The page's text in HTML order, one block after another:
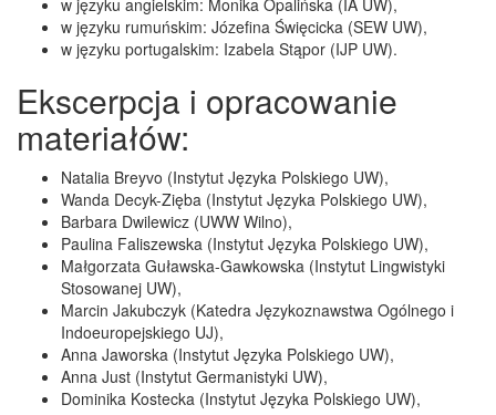
w języku angielskim: Monika Opalińska (IA UW),
w języku rumuńskim: Józefina Święcicka (SEW UW),
w języku portugalskim: Izabela Stąpor (IJP UW).
Ekscerpcja i opracowanie
materiałów:
Natalia Breyvo (Instytut Języka Polskiego UW),
Wanda Decyk-Zięba (Instytut Języka Polskiego UW),
Barbara Dwilewicz (UWW Wilno),
Paulina Faliszewska (Instytut Języka Polskiego UW),
Małgorzata Guławska-Gawkowska (Instytut Lingwistyki
Stosowanej UW),
Marcin Jakubczyk (Katedra Językoznawstwa Ogólnego i
Indoeuropejskiego UJ),
Anna Jaworska (Instytut Języka Polskiego UW),
Anna Just (Instytut Germanistyki UW),
Dominika Kostecka (Instytut Języka Polskiego UW),